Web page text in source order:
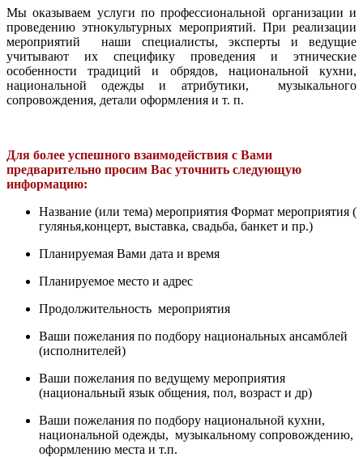
Мы оказываем услуги по профессиональной организации и
проведению этнокультурных мероприятий. При реализации
мероприятий наши специалисты, эксперты и ведущие
учитывают их специфику проведения и этнические
особенности традиций и обрядов, национальной кухни,
национальной одежды и атрибутики, музыкального
сопровождения, детали оформления и т. п.
Для более успешного взаимодействия с Вами
предварительно просим Вас уточнить следующую
информацию:
Название (или тема) мероприятия Формат мероприятия (
гулянья,концерт, выставка, свадьба, банкет и пр.)
Планируемая Вами дата и время
Планируемое место и адрес
Продолжительность мероприятия
Ваши пожелания по подбору национальных ансамблей
(исполнителей)
Ваши пожелания по ведущему мероприятия
(национальный язык общения, пол, возраст и др)
Ваши пожелания по подбору национальной кухни,
национальной одежды, музыкальному сопровождению,
оформлению места и т.п.